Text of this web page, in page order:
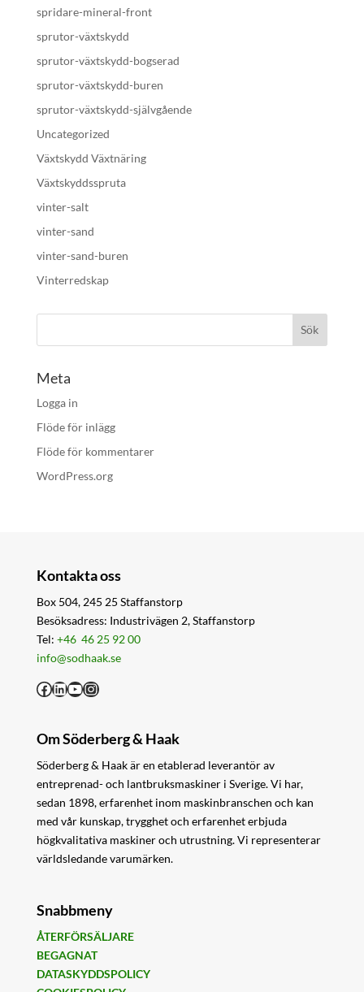
spridare-mineral-front
sprutor-växtskydd
sprutor-växtskydd-bogserad
sprutor-växtskydd-buren
sprutor-växtskydd-självgående
Uncategorized
Växtskydd Växtnäring
Växtskyddsspruta
vinter-salt
vinter-sand
vinter-sand-buren
Vinterredskap
Meta
Logga in
Flöde för inlägg
Flöde för kommentarer
WordPress.org
Kontakta oss
Box 504, 245 25 Staffanstorp
Besöksadress: Industrivägen 2, Staffanstorp
Tel: +46 46 25 92 00
info@sodhaak.se
Facebook
LinkedIn
YouTube
Instagram
Om Söderberg & Haak
Söderberg & Haak är en etablerad leverantör av
entreprenad- och lantbruksmaskiner i Sverige. Vi har,
sedan 1898, erfarenhet inom maskinbranschen och kan
med vår kunskap, trygghet och erfarenhet erbjuda
högkvalitativa maskiner och utrustning. Vi representerar
världsledande varumärken.
Snabbmeny
ÅTERFÖRSÄLJARE
BEGAGNAT
DATASKYDDSPOLICY